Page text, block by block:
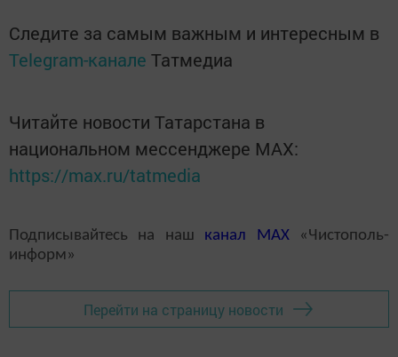
Следите за самым важным и интересным в
Telegram-канале Татмедиа
Читайте новости Татарстана в
национальном мессенджере MАХ:
https://max.ru/tatmedia
Подписывайтесь на наш канал MAX«Чистополь-
информ»
Перейти на страницу новости